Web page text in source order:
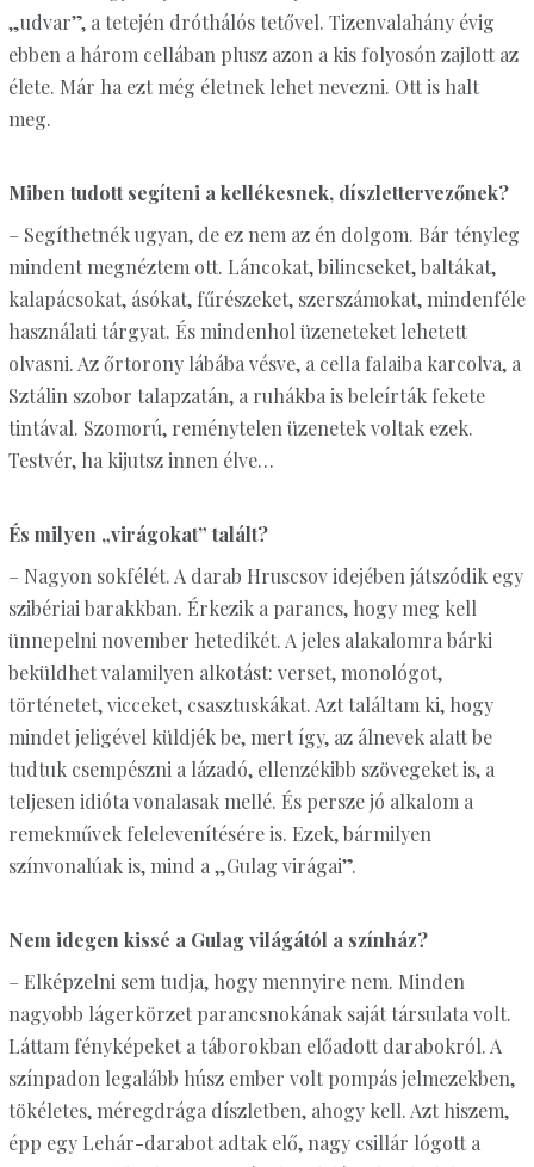
„udvar”, a tetején dróthálós tetővel. Tizenvalahány évig
ebben a három cellában plusz azon a kis folyosón zajlott az
élete. Már ha ezt még életnek lehet nevezni. Ott is halt
meg.
Miben tudott segíteni a kellékesnek, díszlettervezőnek?
– Segíthetnék ugyan, de ez nem az én dolgom. Bár tényleg
mindent megnéztem ott. Láncokat, bilincseket, baltákat,
kalapácsokat, ásókat, fűrészeket, szerszámokat, mindenféle
használati tárgyat. És mindenhol üzeneteket lehetett
olvasni. Az őrtorony lábába vésve, a cella falaiba karcolva, a
Sztálin szobor talapzatán, a ruhákba is beleírták fekete
tintával. Szomorú, reménytelen üzenetek voltak ezek.
Testvér, ha kijutsz innen élve…
És milyen „virágokat” talált?
– Nagyon sokfélét. A darab Hruscsov idejében játszódik egy
szibériai barakkban. Érkezik a parancs, hogy meg kell
ünnepelni november hetedikét. A jeles alakalomra bárki
beküldhet valamilyen alkotást: verset, monológot,
történetet, vicceket, csasztuskákat. Azt találtam ki, hogy
mindet jeligével küldjék be, mert így, az álnevek alatt be
tudtuk csempészni a lázadó, ellenzékibb szövegeket is, a
teljesen idióta vonalasak mellé. És persze jó alkalom a
remekművek felelevenítésére is. Ezek, bármilyen
színvonalúak is, mind a „Gulag virágai”.
Nem idegen kissé a Gulag világától a színház?
– Elképzelni sem tudja, hogy mennyire nem. Minden
nagyobb lágerkörzet parancsnokának saját társulata volt.
Láttam fényképeket a táborokban előadott darabokról. A
színpadon legalább húsz ember volt pompás jelmezekben,
tökéletes, méregdrága díszletben, ahogy kell. Azt hiszem,
épp egy Lehár-darabot adtak elő, nagy csillár lógott a